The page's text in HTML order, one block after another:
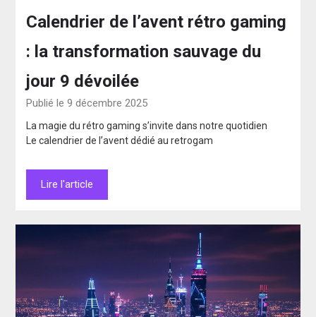
Calendrier de l’avent rétro gaming
: la transformation sauvage du
jour 9 dévoilée
Publié le 9 décembre 2025
La magie du rétro gaming s’invite dans notre quotidien
Le calendrier de l’avent dédié au retrogam
Lire l'article